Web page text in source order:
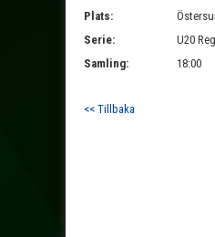
Plats:
Serie:
U20
Samling:
18:00
<< Tillbaka